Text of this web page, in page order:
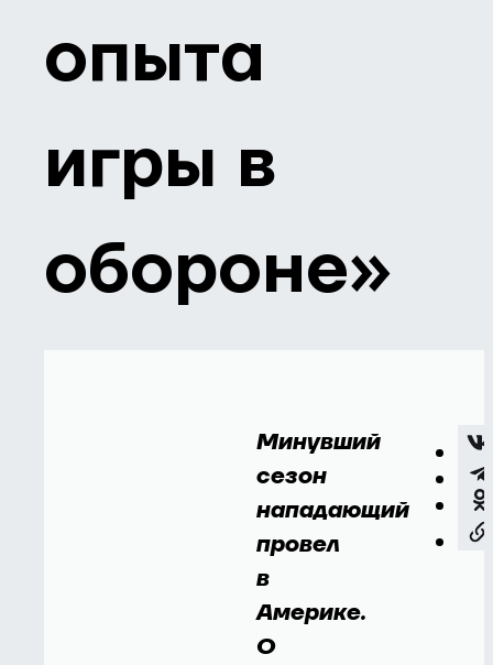
опыта
игры в
обороне»
Минувший
сезон
нападающий
провел
в
Америке.
О